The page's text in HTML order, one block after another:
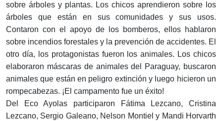
sobre árboles y plantas. Los chicos aprendieron sobre los
árboles que están en sus comunidades y sus usos.
Contaron con el apoyo de los bomberos, ellos hablaron
sobre incendios forestales y la prevención de accidentes. El
otro día, los protagonistas fueron los animales. Los chicos
elaboraron máscaras de animales del Paraguay, buscaron
animales que están en peligro extinción y luego hicieron un
rompecabezas. ¡El campamento fue un éxito!
Del Eco Ayolas participaron Fátima Lezcano, Cristina
Lezcano, Sergio Galeano, Nelson Montiel y Mandi Horvarth